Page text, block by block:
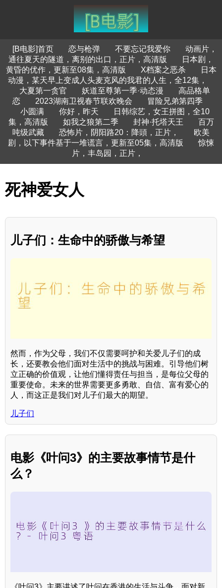
[B电影]首页 恋与枪弹 不要忘记我爱你
动画片，
通往夏天的隧道，离别的出口，正片，高清版
日本剧，
黄昏的优作，更新至08集，高清版
X档案之恶杀
日本
动漫，某天早上变成人头麦克风的我君的人生，全12集，
大夏第一贪官
妖道至尊第一季·动态漫
高品格单
恋
2023湖南卫视春节联欢晚会
冒险兄弟第四季
小圆满
你好，昨天
日韩综艺，女王拼图，全10
集，高清版
如我之狼第二季 封神·托塔天王
百万
吨级武藏
恐怖片，阴阳路20：降頭，正片，
欧美
剧，以下事件基于一堆谎言，更新至05集，高清版
惊悚
片，丰岛园，正片，
死神爱女人
儿子们：生命中的骄傲与希望
然而，作为父母，我们不仅需要呵护和关爱儿子们的成
长，还要教会他们面对生活中的挑战与困难。引导他们树
立正确的价值观，让他们懂得责任与担当，是每位父母的
重要使命。未来的世界需要更多勇敢、自信、富有爱心的
人，而这正是我们对儿子们最大的期望。
儿子们
电影《叶问3》的主要故事情节是什
么？